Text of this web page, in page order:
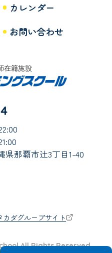
カレンダー
お問い合わせ
在籍施設
県那覇市辻3丁目1-40
カダグループサイト
All Rights Reserved.